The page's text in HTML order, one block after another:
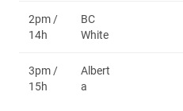
2pm /
14h
BC
White
3pm /
15h
Albert
a